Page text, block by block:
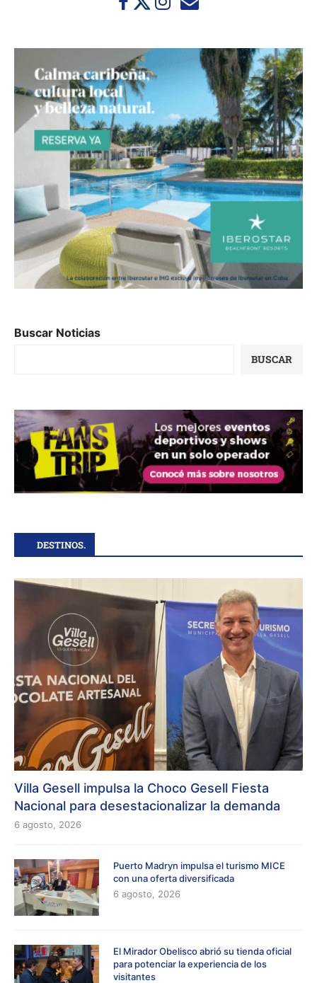
Buscar Noticias
BUSCAR
DESTINOS.
Villa Gesell impulsa la Choco Gesell Fiesta
Nacional para desestacionalizar la demanda
6 agosto, 2026
Puerto Madryn impulsa el turismo MICE
con una oferta diversificada
6 agosto, 2026
El Mirador Obelisco abrió su tienda oficial
para potenciar la experiencia de los
visitantes